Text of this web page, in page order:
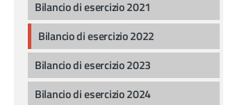
Bilancio di esercizio 2021
Bilancio di esercizio 2022
Bilancio di esercizio 2023
Bilancio di esercizio 2024